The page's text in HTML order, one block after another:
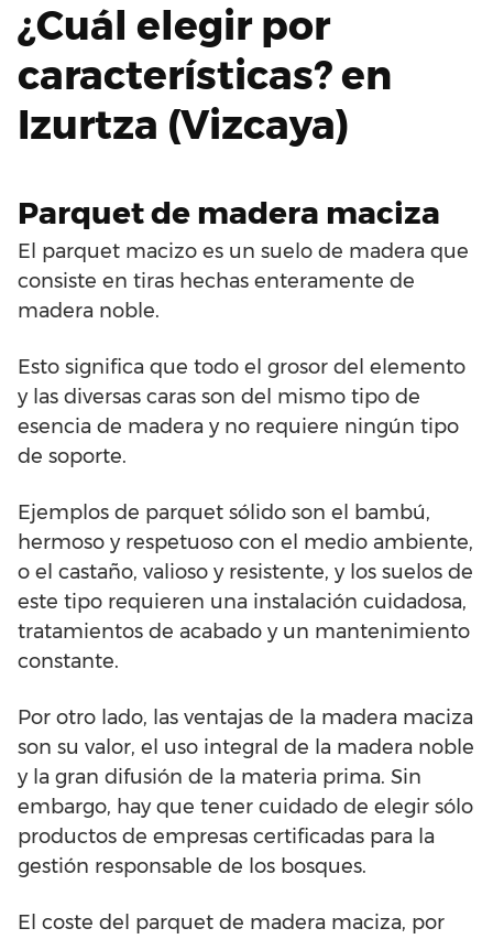
¿Cuál elegir por
características? en
Izurtza (Vizcaya)
Parquet de madera maciza
El parquet macizo es un suelo de madera que
consiste en tiras hechas enteramente de
madera noble.
Esto significa que todo el grosor del elemento
y las diversas caras son del mismo tipo de
esencia de madera y no requiere ningún tipo
de soporte.
Ejemplos de parquet sólido son el bambú,
hermoso y respetuoso con el medio ambiente,
o el castaño, valioso y resistente, y los suelos de
este tipo requieren una instalación cuidadosa,
tratamientos de acabado y un mantenimiento
constante.
Por otro lado, las ventajas de la madera maciza
son su valor, el uso integral de la madera noble
y la gran difusión de la materia prima. Sin
embargo, hay que tener cuidado de elegir sólo
productos de empresas certificadas para la
gestión responsable de los bosques.
El coste del parquet de madera maciza, por